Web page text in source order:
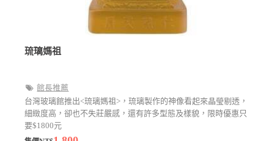
琉璃媽祖
館長推薦
台灣玻璃館推出<琉璃媽祖>，琉璃製作的神像看起來晶瑩剔透，
細緻度高，卻也不失莊嚴感，還有許多型態及樣貌，限時優惠只
要$1800元